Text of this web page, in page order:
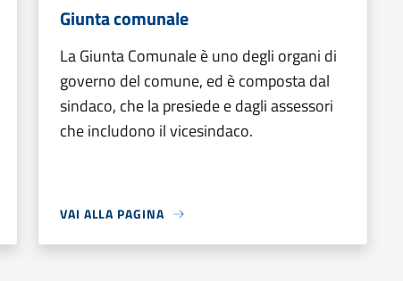
Giunta comunale
La Giunta Comunale è uno degli organi di
governo del comune, ed è composta dal
sindaco, che la presiede e dagli assessori
che includono il vicesindaco.
VAI ALLA PAGINA